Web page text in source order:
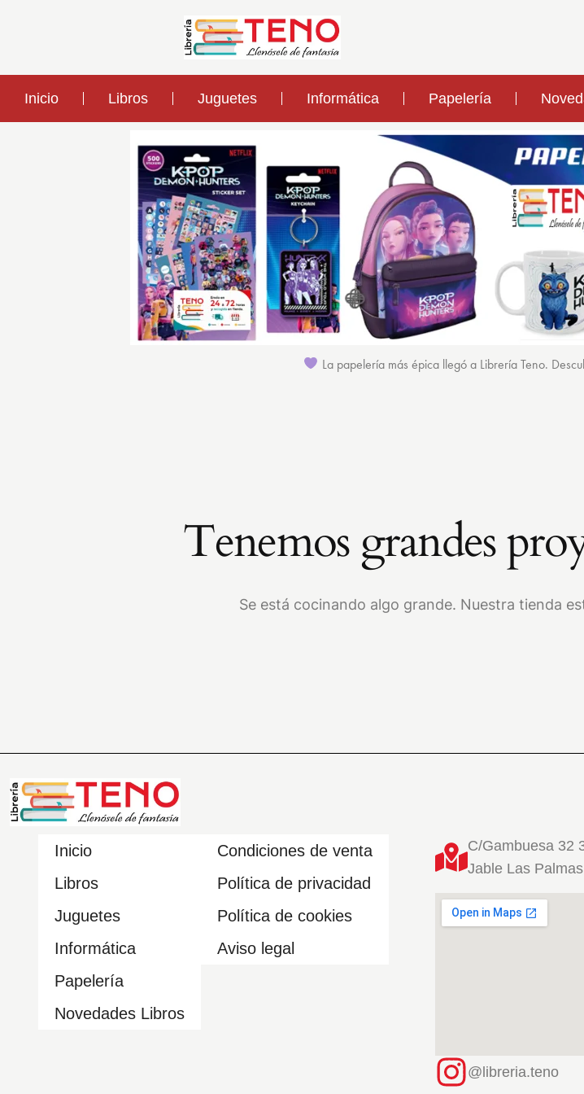
Inicio Libros Juguetes Informática Papelería
La papelería más épica llegó a Librería Teno.
Tenemos grandes
Se está cocinando algo grande. Nuestra tienda
Inicio
Libros
Juguetes
Informática
Papelería
Novedades Libros
Condiciones de venta
Política de privacidad
Política de cookies
Aviso legal
C/Gambuesa 32
Jable Las Palmas
@libreria.teno